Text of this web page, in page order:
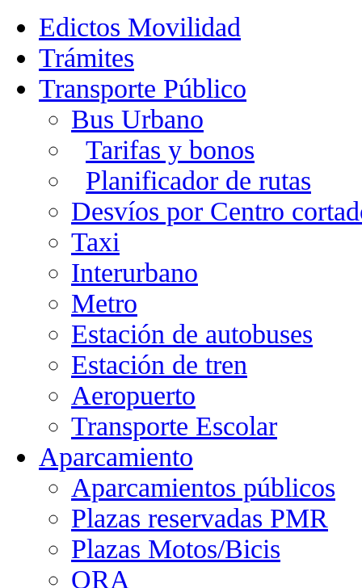
Edictos Movilidad
Trámites
Transporte Público
Bus Urbano
Tarifas y bonos
Planificador de rutas
Desvíos por Centro
Taxi
Interurbano
Metro
Estación de autobuses
Estación de tren
Aeropuerto
Transporte Escolar
Aparcamiento
Aparcamientos públicos
Plazas reservadas PMR
Plazas Motos/Bicis
ORA